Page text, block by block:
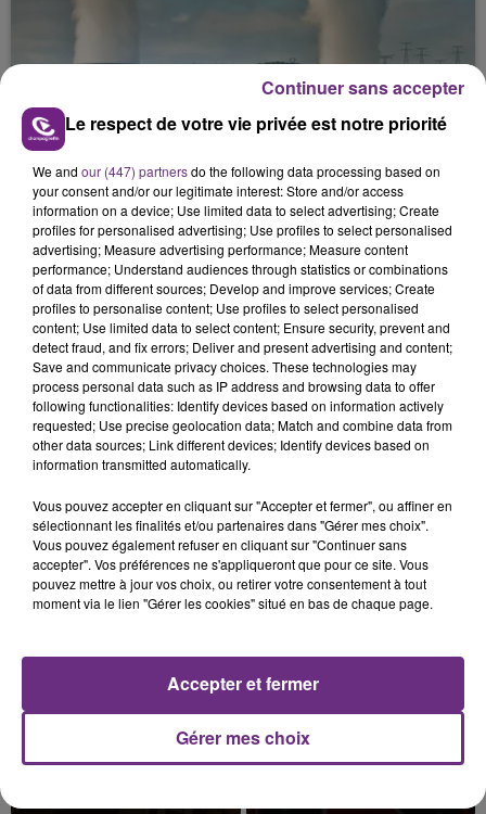
LA CENTRALE NUCLÉAIRE DE CHOOZ
TOUJOURS À L'ARRÊT
Cela fait déjà une semaine que la centrale
nucléaire ardennaise est à l'arrêt. Une situation
justifiée par la sécheresse intense qui est toujours
présente.
LE MAGASIN JOUÉCLUB DE REIMS FERME
SES PORTES
rémois. Le magasin JouéClub est contraint de
fermer ses portes.
TITRES DIFFUSÉS
Le respect de votre vie privée est notre priorité
We and our (447) partnersdo the following data processing based on
your consent and/or our legitimate interest: Store and/or access
information on a device; Use limited data to select advertising; Create
profiles for personalised advertising; Use profiles to select personalised
advertising; Measure advertising performance; Measure content
performance; Understand audiences through statistics or combinations
of data from different sources; Develop and improve services; Create
profiles to personalise content; Use profiles to select personalised
content; Use limited data to select content; Ensure security, prevent and
detect fraud, and fix errors; Deliver and present advertising and content;
Save and communicate privacy choices. These technologies may
process personal data such as IP address and browsing data to offer
following functionalities: Identify devices based on information actively
requested; Use precise geolocation data; Match and combine data from
other data sources; Link different devices; Identify devices based on
information transmitted automatically.
Vous pouvez accepter en cliquant sur "Accepter et fermer", ou affiner en
sélectionnant les finalités et/ou partenaires dans "Gérer mes choix".
Vous pouvez également refuser en cliquant sur "Continuer sans
accepter". Vos préférences ne s'appliqueront que pour ce site. Vous
pouvez mettre à jour vos choix, ou retirer votre consentement à tout
moment via le lien "Gérer les cookies" situé en bas de chaque page.
Gérer mes choix
Accepter et fermer
Continuer sans accepter